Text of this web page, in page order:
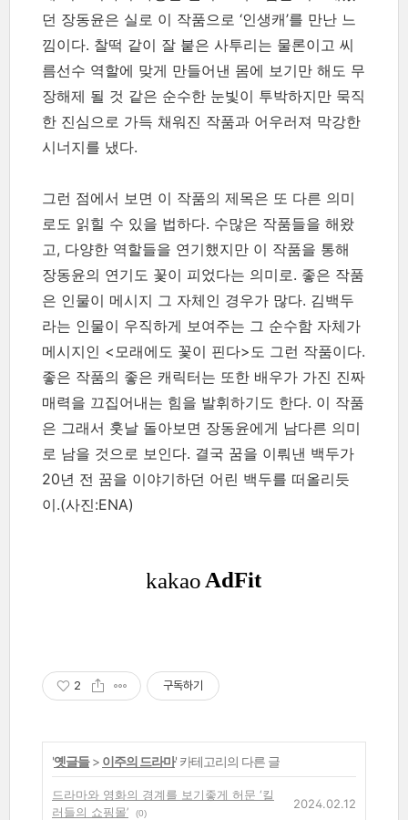
던 장동윤은 실로 이 작품으로 ‘인생캐’를 만난 느
낌이다. 찰떡 같이 잘 붙은 사투리는 물론이고 씨
름선수 역할에 맞게 만들어낸 몸에 보기만 해도 무
장해제 될 것 같은 순수한 눈빛이 투박하지만 묵직
한 진심으로 가득 채워진 작품과 어우러져 막강한
시너지를 냈다.
그런 점에서 보면 이 작품의 제목은 또 다른 의미
로도 읽힐 수 있을 법하다. 수많은 작품들을 해왔
고, 다양한 역할들을 연기했지만 이 작품을 통해
장동윤의 연기도 꽃이 피었다는 의미로. 좋은 작품
은 인물이 메시지 그 자체인 경우가 많다. 김백두
라는 인물이 우직하게 보여주는 그 순수함 자체가
메시지인 <모래에도 꽃이 핀다>도 그런 작품이다.
좋은 작품의 좋은 캐릭터는 또한 배우가 가진 진짜
매력을 끄집어내는 힘을 발휘하기도 한다. 이 작품
은 그래서 훗날 돌아보면 장동윤에게 남다른 의미
로 남을 것으로 보인다. 결국 꿈을 이뤄낸 백두가
20년 전 꿈을 이야기하던 어린 백두를 떠올리듯
이.(사진:ENA)
2 구독하기
'옛글들> 이주의 드라마' 카테고리의 다른 글
드라마와 영화의 경계를 보기좋게 허문 ‘킬
러들의 쇼핑몰’
(0)
2024.02.12